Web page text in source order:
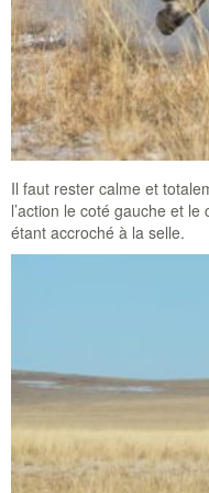
Il faut rester calme et
l’action le coté gauche et
étant accroché à la selle.